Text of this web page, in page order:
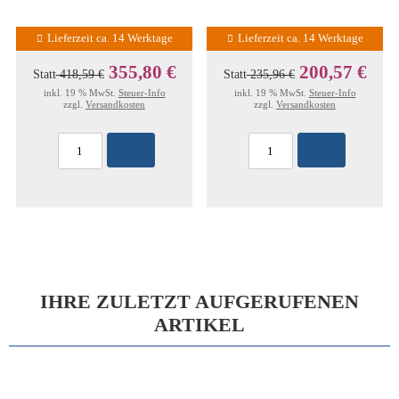
Lieferzeit ca. 14 Werktage
Statt418,59 € 355,80 €
inkl. 19 % MwSt. Steuer-Info
zzgl. Versandkosten
Lieferzeit ca. 14 Werktage
Statt235,96 € 200,57 €
inkl. 19 % MwSt. Steuer-Info
zzgl. Versandkosten
IHRE ZULETZT AUFGERUFENEN
ARTIKEL